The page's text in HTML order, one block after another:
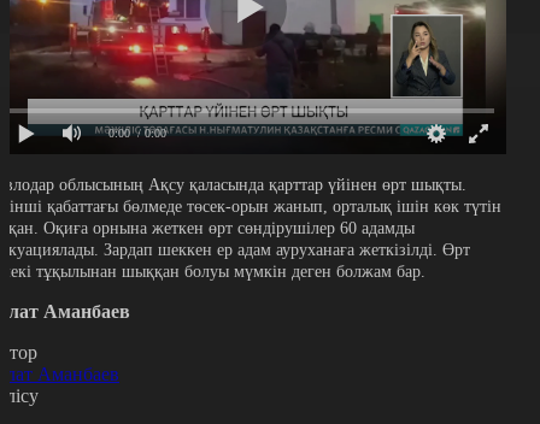
0:00 / 0:00
облысының Ақсу қаласында қарттар үйінен өрт шықты.
қабаттағы бөлмеде төсек-орын жанып, орталық ішін көк түтін
Оқиға орнына жеткен өрт сөндірушілер 60 адамды
Зардап шеккен ер адам ауруханаға жеткізілді. Өрт
тұқылынан шыққан болуы мүмкін деген болжам бар.
Аманбаев
Аманбаев